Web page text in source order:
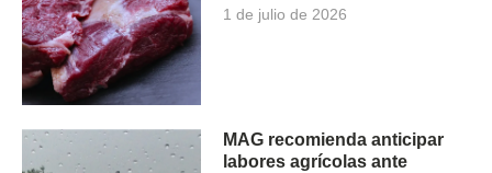
1 de julio de 2026
MAG recomienda anticipar
labores agrícolas ante